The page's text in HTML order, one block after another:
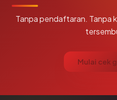
Tanpa pendaftaran. Tanpa
Mulai cek